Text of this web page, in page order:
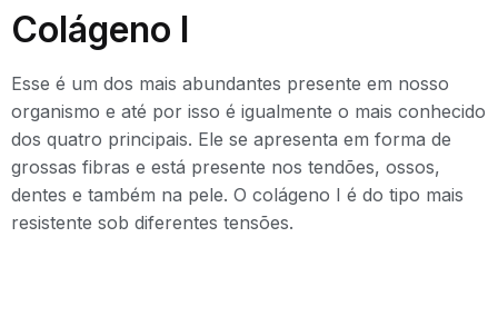
Colágeno I
Esse é um dos mais abundantes presente em nosso
organismo e até por isso é igualmente o mais conhecido
dos quatro principais. Ele se apresenta em forma de
grossas fibras e está presente nos tendões, ossos,
dentes e também na pele. O colágeno I é do tipo mais
resistente sob diferentes tensões.